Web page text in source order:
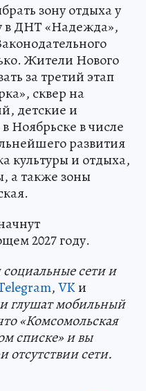
зону отдыха у
в ДНТ «Надежда»,
Жители Нового
за третий этап
сквер на
детские и
Ноябрьске в числе
развития
культуры и отдыха,
а также зоны
2027 году.
сети и
,VKи
глушат мобильный
«Комсомольская
списке» и вы
отсутствии сети.